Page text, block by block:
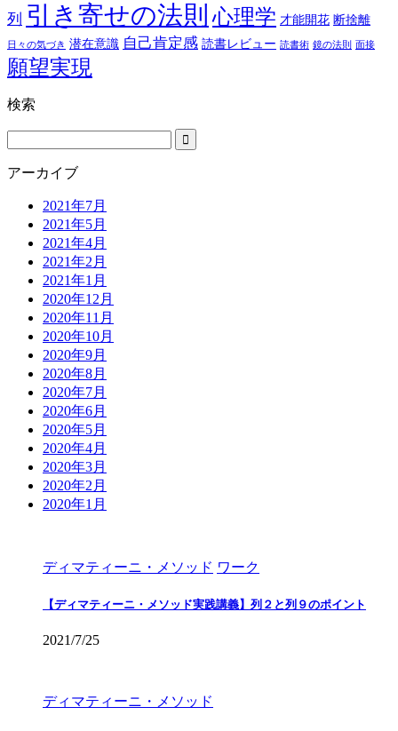
列 引き寄せの法則 心理学 才能開花 断捨離
日々の気づき 潜在意識 自己肯定感 読書レビュー 読書術 鏡の法則 面接
願望実現
検索
アーカイブ
2021年7月
2021年5月
2021年4月
2021年2月
2021年1月
2020年12月
2020年11月
2020年10月
2020年9月
2020年8月
2020年7月
2020年6月
2020年5月
2020年4月
2020年3月
2020年2月
2020年1月
ディマティーニ・メソッド ワーク
【ディマティーニ・メソッド実践講義】列２と列９のポイント
2021/7/25
ディマティーニ・メソッド